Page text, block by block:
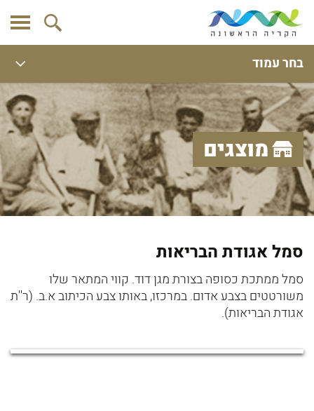
בחר עמוד
מוצגים
סמל אגודת הבריאות
סמל ממתכת כסופה בצורת מגן דוד. קווי המתאר שלו
משורטטים בצבע אדום. במרכזו, באותו צבע הכיתוב א.ב. (ר''ת
אגודת הבריאות).